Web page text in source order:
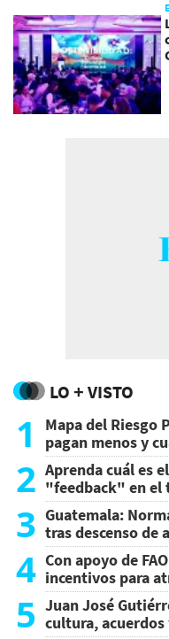
LO + VISTO
1
Mapa del Riesgo
pagan menos y
2 Aprenda cuál es
"feedback" en el
3 Guatemala:
tras descenso de
4 Con apoyo de
incentivos para
5 Juan José
cultura,